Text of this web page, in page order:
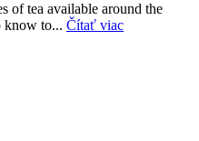
of tea available around the
know to... Čítať viac